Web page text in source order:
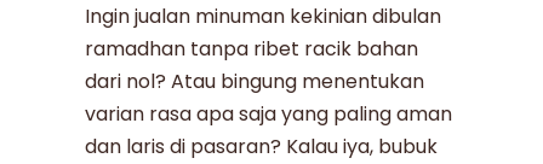
Ingin jualan minuman kekinian dibulan
ramadhan tanpa ribet racik bahan
dari nol? Atau bingung menentukan
varian rasa apa saja yang paling aman
dan laris di pasaran? Kalau iya, bubuk